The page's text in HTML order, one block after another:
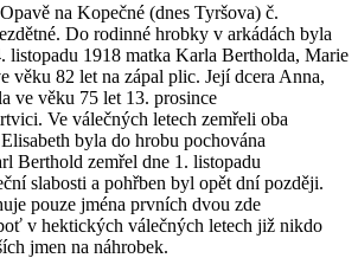
na Kopečné (dnes Tyršova) č.
Do rodinné hrobky v arkádách byla
listopadu 1918 matka Karla Bertholda, Marie
věku 82 let na zápal plic. Její dcera Anna,
ve věku 75 let 13. prosince
Ve válečných letech zemřeli oba
byla do hrobu pochována
Berthold zemřel dne 1. listopadu
slabosti a pohřben byl opět dní později.
pouze jména prvních dvou zde
v hektických válečných letech již nikdo
jmen na náhrobek.